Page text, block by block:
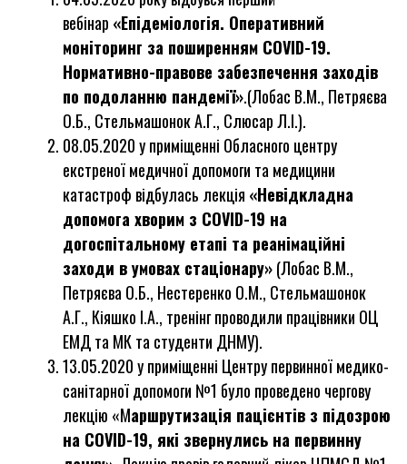
вебінар «Епідеміологія. Оперативний
моніторинг за поширенням COVID-19.
Нормативно-правове забезпечення заходів
по подоланню пандемії».(Лобас В.М., Петряєва
О.Б., Стельмашонок А.Г., Слюсар Л.І.).
08.05.2020 у приміщенні Обласного центру
екстреної медичної допомоги та медицини
катастроф відбулась лекція «Невідкладна
допомога хворим з COVID-19 на
догоспітальному етапі та реанімаційні
заходи в умовах стаціонару»(Лобас В.М.,
Петряєва О.Б., Нестеренко О.М., Стельмашонок
А.Г., Кіяшко І.А., тренінг проводили працівники ОЦ
ЕМД та МК та студенти ДНМУ).
13.05.2020 у приміщенні Центру первинної медико-
санітарної допомоги №1 було проведено чергову
лекцію «Маршрутизація пацієнтів з підозрою
на COVID-19, які звернулись на первинну